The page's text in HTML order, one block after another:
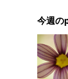
今週